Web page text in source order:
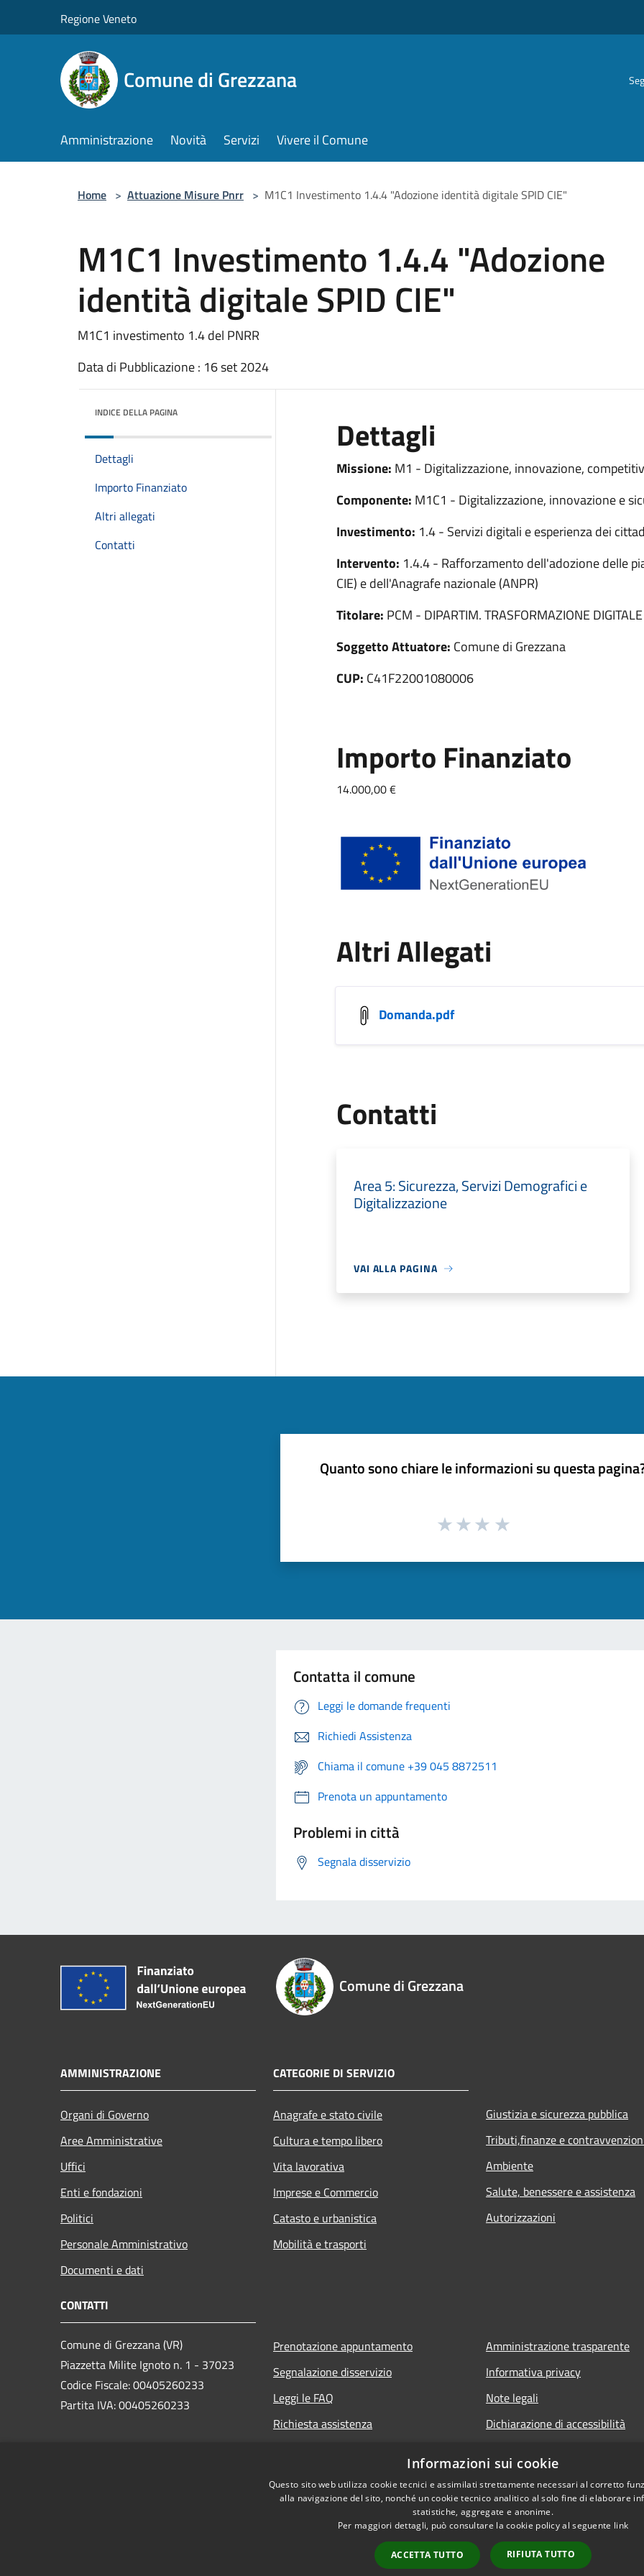
Regione Veneto
Comune di Grezzana
Amministrazione Novità Servizi Vivere il Comune
Home > Attuazione Misure Pnrr > M1C1 Investimento 1.4.4 "Adozione identità digitale SPID CIE"
M1C1 Investimento 1.4.4 "Adozione
identità digitale SPID CIE"
M1C1 investimento 1.4 del PNRR
Data di Pubblicazione : 16 set 2024
INDICE DELLA PAGINA
Dettagli
Importo Finanziato
Altri allegati
Contatti
Dettagli
Missione: M1 - Digitalizzazione, innovazione,
Componente: M1C1 - Digitalizzazione, innovazione e
Investimento: 1.4 - Servizi digitali e esperienza dei
Intervento: 1.4.4 - Rafforzamento dell'adozione delle
CIE) e dell'Anagrafe nazionale (ANPR)
Titolare: PCM - DIPARTIM. TRASFORMAZIONE DIGITALE
Soggetto Attuatore: Comune di Grezzana
CUP: C41F22001080006
Importo Finanziato
14.000,00 €
Altri Allegati
Domanda.pdf
Contatti
Area 5: Sicurezza, Servizi Demografici e
Digitalizzazione
VAI ALLA PAGINA
Quanto sono chiare le informazioni su questa
Contatta il comune
Leggi le domande frequenti
Richiedi Assistenza
Chiama il comune +39 045 8872511
Prenota un appuntamento
Problemi in città
Segnala disservizio
Comune di Grezzana
AMMINISTRAZIONE
Organi di Governo
Aree Amministrative
Uffici
Enti e fondazioni
Politici
Personale Amministrativo
Documenti e dati
CATEGORIE DI SERVIZIO
Anagrafe e stato civile
Cultura e tempo libero
Vita lavorativa
Imprese e Commercio
Catasto e urbanistica
Mobilità e trasporti
Giustizia e sicurezza pubblica
Tributi,finanze e
Ambiente
Salute, benessere e assistenza
Autorizzazioni
CONTATTI
Comune di Grezzana (VR)
Piazzetta Milite Ignoto n. 1 - 37023
Codice Fiscale: 00405260233
Partita IVA: 00405260233
Prenotazione appuntamento
Segnalazione disservizio
Leggi le FAQ
Richiesta assistenza
Amministrazione trasparente
Informativa privacy
Note legali
Dichiarazione di accessibilità
Informazioni sui cookie
Questo sito web utilizza cookie tecnici e assimilati strettamente necessari al corretto
alla navigazione del sito, nonché un cookie tecnico analitico al solo fine di elaborare
statistiche, aggregate e anonime.
Per maggiori dettagli, può consultare la cookie policy al seguente link
ACCETTA TUTTO RIFIUTA TUTTO